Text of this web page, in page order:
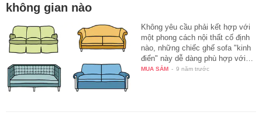
không gian nào
Không yêu cầu phải kết hợp với
một phong cách nội thất cố định
nào, những chiếc ghế sofa "kinh
điển" này dễ dàng phù hợp với…
MUA SẮM - 9 năm trước